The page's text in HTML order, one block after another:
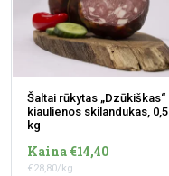
Šaltai rūkytas „Dzūkiškas“
kiaulienos skilandukas, 0,5
kg
Kaina €14,40
€28,80/kg